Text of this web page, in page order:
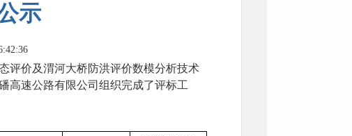
示
价及渭河大桥防洪评价数模分析技术
高速公路有限公司 组织完成了评标工